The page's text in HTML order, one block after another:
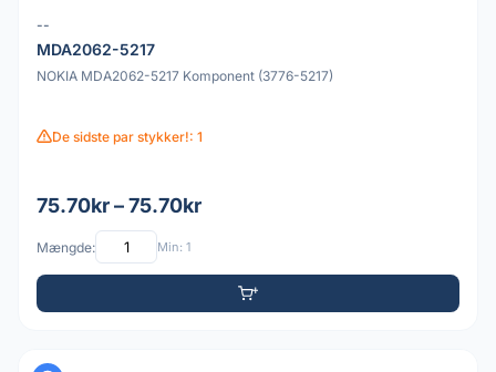
--
MDA2062-5217
NOKIA MDA2062-5217 Komponent (3776-5217)
De sidste par stykker!: 1
75.70kr – 75.70kr
Mængde: Min: 1